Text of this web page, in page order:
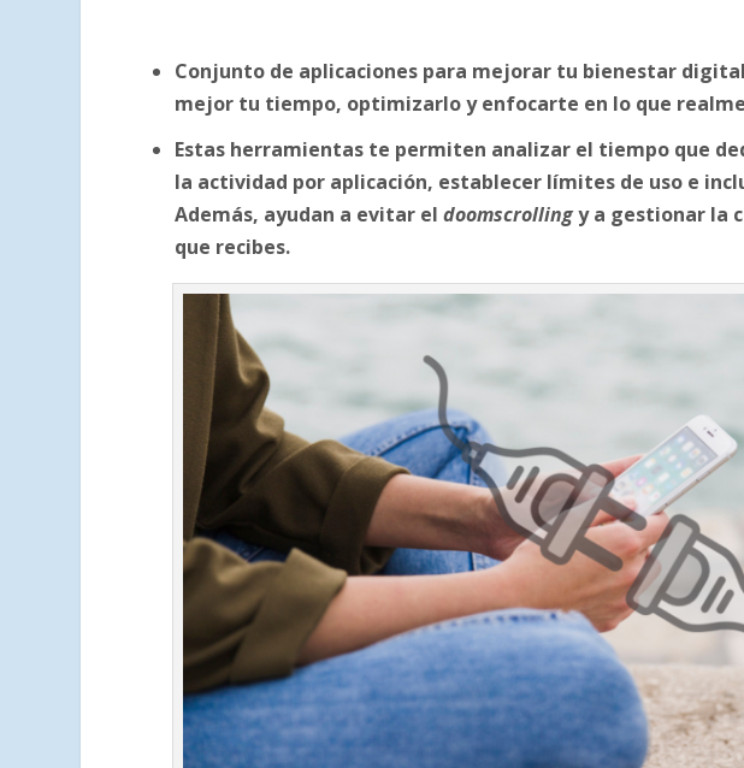
Conjunto de aplicaciones para mejorar tu bienestar
mejor tu tiempo, optimizarlo y enfocarte en lo que
Estas herramientas te permiten analizar el tiempo que
la actividad por aplicación, establecer límites de uso e
Además, ayudan a evitar eldoomscrollingy a gestionar la
que recibes.